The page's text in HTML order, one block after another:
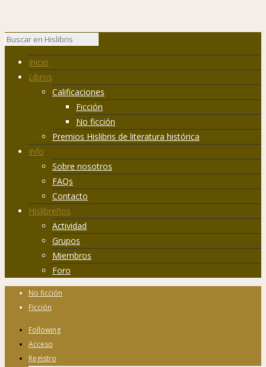
Inicio
Libros
Calificaciones
Ficción
No ficción
Premios Hislibris de literatura histórica
Info
Sobre nosotros
FAQs
Contacto
Hislibreños
Actividad
Grupos
Miembros
Foro
No ficción
Ficción
Following
Acceso
Registro